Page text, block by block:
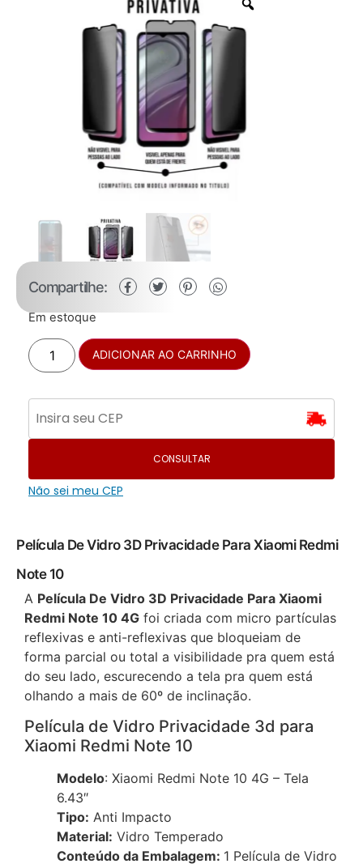
Película De Vidro 3D Privacidade Para Xiaomi Redmi
Note 10
A Película De Vidro 3D Privacidade Para Xiaomi
Redmi Note 10 4G foi criada com micro partículas
reflexivas e anti-reflexivas que bloqueiam de
forma parcial ou total a visibilidade pra quem está
do seu lado, escurecendo a tela pra quem está
olhando a mais de 60º de inclinação.
Película de Vidro Privacidade 3d para
Xiaomi Redmi Note 10
Modelo: Xiaomi Redmi Note 10 4G – Tela
6.43″
Tipo: Anti Impacto
Material: Vidro Temperado
Conteúdo da Embalagem: 1 Película de Vidro
Compartilhe:
Em estoque
ADICIONAR AO CARRINHO
CONSULTAR
Não sei meu CEP